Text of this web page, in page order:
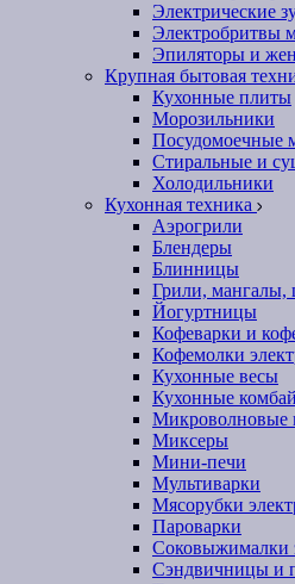
Электрические
Электробритвы
Эпиляторы и
Крупная бытовая
Кухонные плиты
Морозильники
Посудомоечные
Стиральные и
Холодильники
Кухонная техника
Аэрогрили
Блендеры
Блинницы
Грили,
Йогуртницы
Кофеварки и
Кофемолки
Кухонные весы
Кухонные
Микроволновые
Миксеры
Мини-печи
Мультиварки
Мясорубки
Пароварки
Соковыжималки
Сэндвичницы и